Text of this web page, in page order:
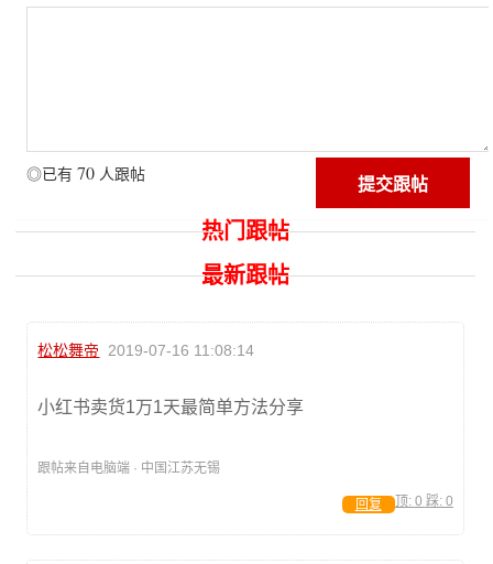
◎已有 70 人跟帖
热门跟帖
最新跟帖
松松舞帝 2019-07-16 11:08:14
小红书卖货1万1天最简单方法分享
跟帖来自电脑端 · 中国江苏无锡
顶: 0 踩: 0
回复